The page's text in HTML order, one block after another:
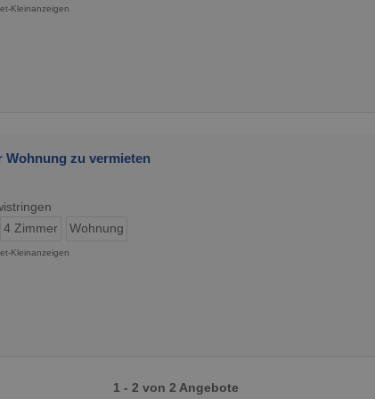
Kleinanzeigen
Wohnung zu vermieten
4 Zimmer Wohnung
Kleinanzeigen
1 - 2 von 2 Angebote